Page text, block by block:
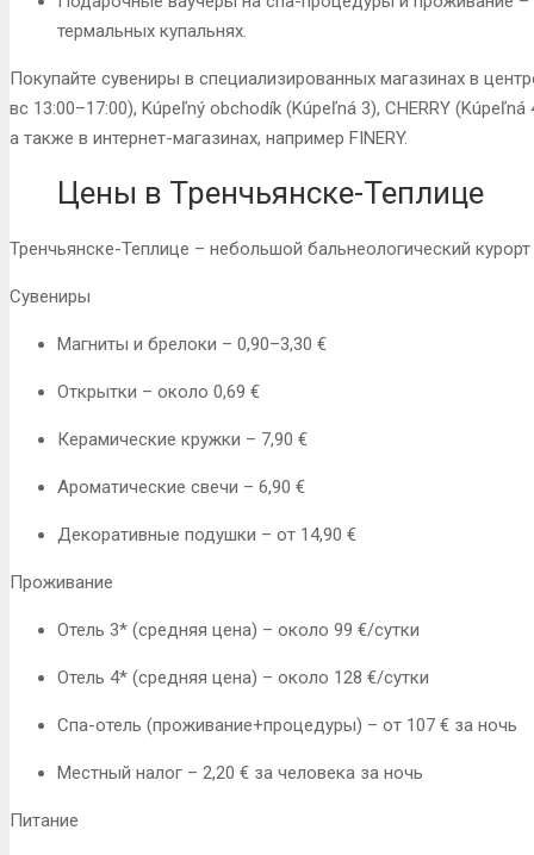
термальных купальнях.
Покупайте сувениры в специализированных магазинах в
вс 13:00–17:00), Kúpeľný obchodík (Kúpeľná 3), CHERRY (Kúpeľná
а также в интернет-магазинах, например FINERY.
Цены в Тренчьянске-Теплице
Тренчьянске-Теплице – небольшой бальнеологический
Сувениры
Магниты и брелоки – 0,90–3,30 €
Открытки – около 0,69 €
Керамические кружки – 7,90 €
Ароматические свечи – 6,90 €
Декоративные подушки – от 14,90 €
Проживание
Отель 3* (средняя цена) – около 99 €/сутки
Отель 4* (средняя цена) – около 128 €/сутки
Спа-отель (проживание+процедуры) – от 107 € за ночь
Местный налог – 2,20 € за человека за ночь
Питание